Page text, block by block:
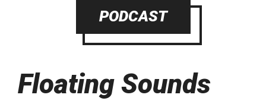
PODCAST
Floating Sounds